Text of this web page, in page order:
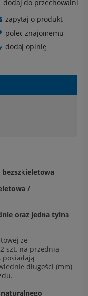
dodaj do przechowalni
zapytaj o produkt
poleć znajomemu
dodaj opinię
bezszkieletowa
/
oraz jedna tylna
ze
szt. na przednią
posiadają
długości (mm)
naturalnego